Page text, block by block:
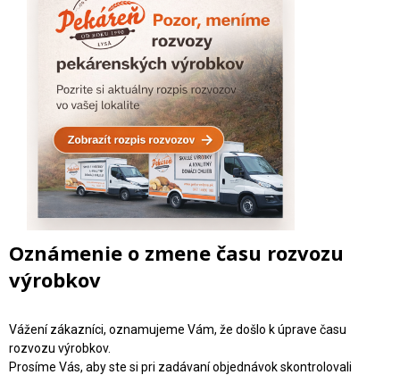
Oznámenie o zmene času rozvozu
výrobkov
Vážení zákazníci, oznamujeme Vám, že došlo k úprave času
rozvozu výrobkov.
Prosíme Vás, aby ste si pri zadávaní objednávok skontrolovali